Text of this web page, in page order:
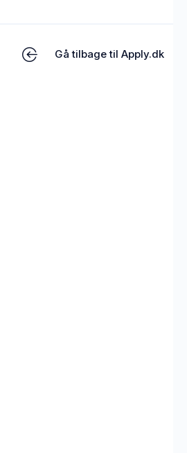
Gå tilbage til Apply.dk